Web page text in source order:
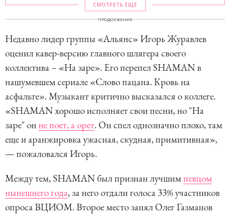
СМОТРЕТЬ ЕЩЕ
ПРОДОЛЖЕНИЕ
Недавно лидер группы «Альянс» Игорь Журавлев
оценил кавер-версию главного шлягера своего
коллектива – «На заре». Его перепел SHAMAN в
нашумевшем сериале «Слово пацана. Кровь на
асфальте». Музыкант критично высказался о коллеге.
«SHAMAN хорошо исполняет свои песни, но "На
заре" онне поет, а орет. Он спел однозначно плохо, там
еще и аранжировка ужасная, скудная, примитивная»,
— пожаловался Игорь.
Между тем, SHAMAN был признан лучшимпевцом
нынешнего года, за него отдали голоса 33% участников
опроса ВЦИОМ. Второе место занял Олег Газманов